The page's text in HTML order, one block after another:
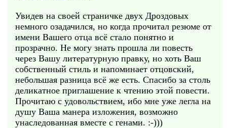
Увидев на своей страничке двух Дроздовых
немного озадачился, но когда прочитал резюме от
имени Вашего отца всё стало понятно и
прозрачно. Не могу знать прошла ли повесть
через Вашу литературную правку, но хоть Ваш
собственный стиль и напоминает отцовский,
небольшая разница всё же есть. Спасибо за столь
деликатное приглашение к чтению этой повести.
Прочитаю с удовольствием, ибо мне уже легла на
душу Ваша манера изложения, возможно
унаследованная вместе с генами. :-)))